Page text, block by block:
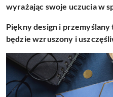
wyrażając swoje uczucia w
Piękny design i
będzie wzruszony i